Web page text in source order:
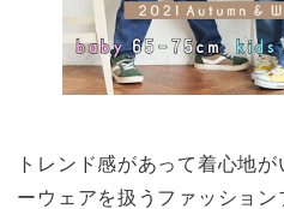
トレンド感があって着心地
ーウェアを扱うファッション